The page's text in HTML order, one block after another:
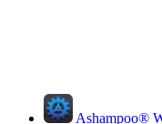
Ashampoo®